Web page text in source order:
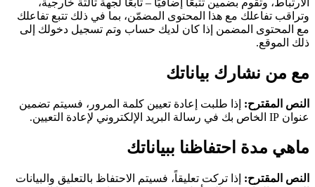
الارتباط، وتقوم بضمين تتبعًا إضافيًا – تابعًا لجهة ثالثة خارجية،
وتراقب تفاعلك مع هذا المحتوى المضمّن، بما في ذلك تتبع تفاعلك
مع المحتوى المضمن إذا كان لديك حساب وتم تسجيل دخولك إلى
ذلك الموقع.
مع من نشارك بياناتك
النص المقترح: إذا طلبت إعادة تعيين كلمة المرور، فسيتم تضمين
عنوان IP الخاص بك في رسالة البريد الإلكتروني لإعادة التعيين.
ماهي مدة احتفاظنا ببياناتك
النص المقترح: إذا تركت تعليقاً، فسيتم الاحتفاظ بالتعليق والبيانات